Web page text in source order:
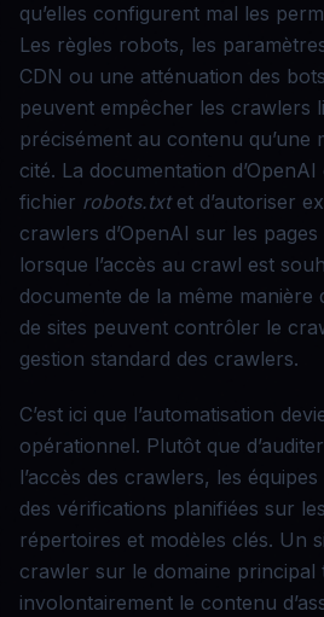
qu’elles configurent mal les
Les règles robots, les
CDN ou une atténuation des
peuvent empêcher les crawlers
précisément au contenu qu’une
cité. La documentation
fichier robots.txtet d’autoriser
crawlers d’OpenAI sur les
lorsque l’accès au crawl est
documente de la même manière
de sites peuvent contrôler le
gestion standard des crawlers.
C’est ici que l’automatisation
opérationnel. Plutôt que
l’accès des crawlers, les
des vérifications planifiées sur
répertoires et modèles clés. Un
crawler sur le domaine
involontairement le contenu